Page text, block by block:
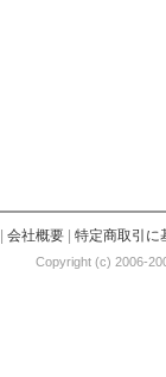
会社概要| 特定商取引に
Copyright (c) 2006-